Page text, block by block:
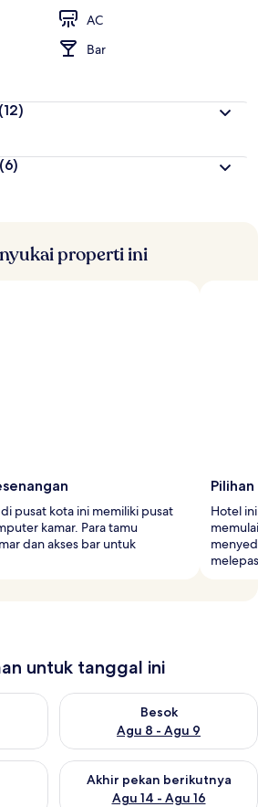
AC
Bar
(12)
(6)
properti ini
pusat kota ini memiliki pusat
kamar. Para tamu
dan akses bar untuk
Hotel
untuk tanggal ini
malam ini Agu 7 - Agu 8
Besok
Agu 8 - Agu 9
Periksa ketersediaan untuk
akhir pekan ini Agu 7 - Agu 9
Akhir pekan berikutnya
Agu 14 - Agu 16
Periksa ketersediaan untuk